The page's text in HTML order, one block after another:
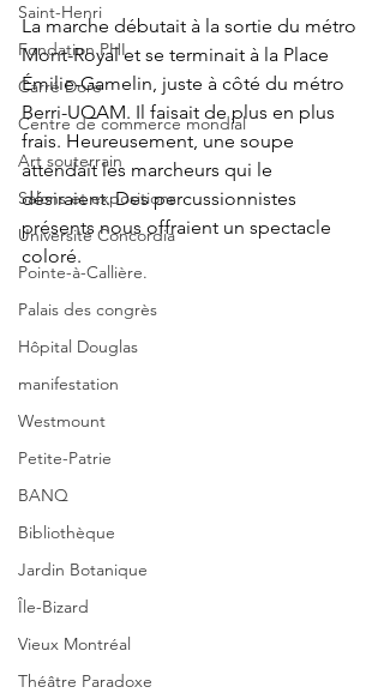
Saint-Henri
Fondation PHI
Carré Doré
Centre de commerce mondial
Art souterrain
Salons et expositions
Université Concordia
Pointe-à-Callière.
Palais des congrès
Hôpital Douglas
manifestation
Westmount
Petite-Patrie
BANQ
Bibliothèque
Jardin Botanique
Île-Bizard
Vieux Montréal
Théâtre Paradoxe
La marche débutait à la sortie du métro
Mont-Royal et se terminait à la Place
Émilie-Gamelin, juste à côté du métro
Berri-UQAM. Il faisait de plus en plus
frais. Heureusement, une soupe
attendait les marcheurs qui le
désiraient. Des percussionnistes
présents nous offraient un spectacle
coloré.